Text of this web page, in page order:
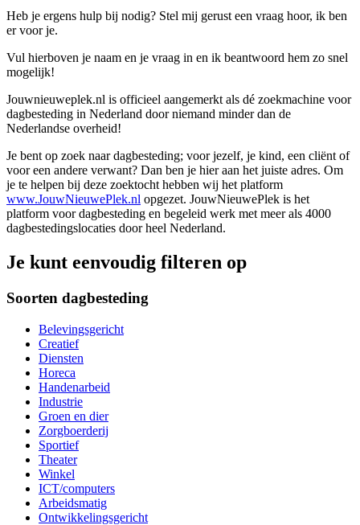
Heb je ergens hulp bij nodig? Stel mij gerust een vraag hoor, ik ben
er voor je.
Vul hierboven je naam en je vraag in en ik beantwoord hem zo snel
mogelijk!
Jouwnieuweplek.nl is officieel aangemerkt als dé zoekmachine voor
dagbesteding in Nederland door niemand minder dan de
Nederlandse overheid!
Je bent op zoek naar dagbesteding; voor jezelf, je kind, een cliënt of
voor een andere verwant? Dan ben je hier aan het juiste adres. Om
je te helpen bij deze zoektocht hebben wij het platform
www.JouwNieuwePlek.nl opgezet. JouwNieuwePlek is het
platform voor dagbesteding en begeleid werk met meer als 4000
dagbestedingslocaties door heel Nederland.
Je kunt eenvoudig filteren op
Soorten dagbesteding
Belevingsgericht
Creatief
Diensten
Horeca
Handenarbeid
Industrie
Groen en dier
Zorgboerderij
Sportief
Theater
Winkel
ICT/computers
Arbeidsmatig
Ontwikkelingsgericht